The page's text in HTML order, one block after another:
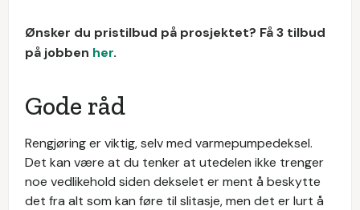
Ønsker du pristilbud på prosjektet? Få 3 tilbud
på jobben her.
Gode råd
Rengjøring er viktig, selv med varmepumpedeksel.
Det kan være at du tenker at utedelen ikke trenger
noe vedlikehold siden dekselet er ment å beskytte
det fra alt som kan føre til slitasje, men det er lurt å